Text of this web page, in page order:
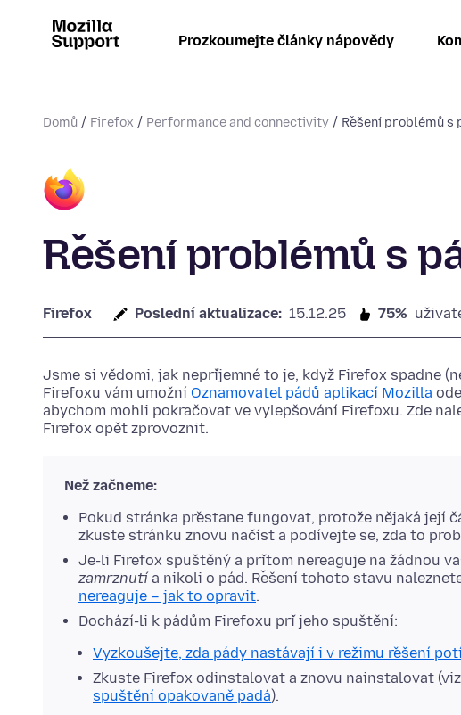
Prozkoumejte články nápovědy
Domů Firefox Performance and connectivity Řešení problémů s
Řešení problémů s
Firefox Poslední aktualizace: 15.12.25 75%
Jsme si vědomi, jak nepříjemné to je, když Firefox spadne
Firefoxu vám umožní Oznamovatel pádů aplikací Mozilla
abychom mohli pokračovat ve vylepšování Firefoxu. Zde
Firefox opět zprovoznit.
Než začneme:
Pokud stránka přestane fungovat, protože nějaká její
zkuste stránku znovu načíst a podívejte se, zda to
Je-li Firefox spuštěný a přitom nereaguje na žádnou
zamrznutí a nikoli o pád. Řešení tohoto stavu
nereaguje – jak to opravit.
Dochází-li k pádům Firefoxu při jeho spuštění:
Vyzkoušejte, zda pády nastávají i v režimu řešení
Zkuste Firefox odinstalovat a znovu nainstalovat
spuštění opakovaně padá).